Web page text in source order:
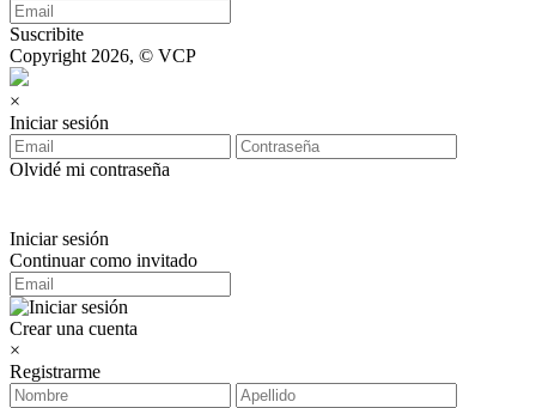
Suscribite
Copyright 2026, © VCP
×
Iniciar sesión
Olvidé mi contraseña
Iniciar sesión
Continuar como invitado
Crear una cuenta
×
Registrarme